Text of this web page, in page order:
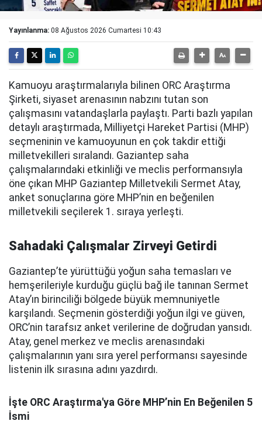
Yayınlanma: 08 Ağustos 2026 Cumartesi 10:43
Kamuoyu araştırmalarıyla bilinen ORC Araştırma
Şirketi, siyaset arenasının nabzını tutan son
çalışmasını vatandaşlarla paylaştı. Parti bazlı yapılan
detaylı araştırmada, Milliyetçi Hareket Partisi (MHP)
seçmeninin ve kamuoyunun en çok takdir ettiği
milletvekilleri sıralandı. Gaziantep saha
çalışmalarındaki etkinliği ve meclis performansıyla
öne çıkan MHP Gaziantep Milletvekili Sermet Atay,
anket sonuçlarına göre MHP’nin en beğenilen
milletvekili seçilerek 1. sıraya yerleşti.
Sahadaki Çalışmalar Zirveyi Getirdi
Gaziantep’te yürüttüğü yoğun saha temasları ve
hemşerileriyle kurduğu güçlü bağ ile tanınan Sermet
Atay’ın birinciliği bölgede büyük memnuniyetle
karşılandı. Seçmenin gösterdiği yoğun ilgi ve güven,
ORC’nin tarafsız anket verilerine de doğrudan yansıdı.
Atay, genel merkez ve meclis arenasındaki
çalışmalarının yanı sıra yerel performansı sayesinde
listenin ilk sırasına adını yazdırdı.
İşte ORC Araştırma'ya Göre MHP’nin En Beğenilen 5
İsmi